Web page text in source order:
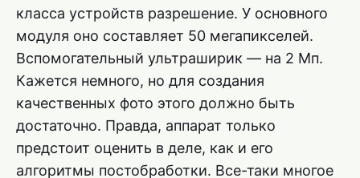
класса устройств разрешение. У основного
модуля оно составляет 50 мегапикселей.
Вспомогательный ультраширик — на 2 Мп.
Кажется немного, но для создания
качественных фото этого должно быть
достаточно. Правда, аппарат только
предстоит оценить в деле, как и его
алгоритмы постобработки. Все-таки многое